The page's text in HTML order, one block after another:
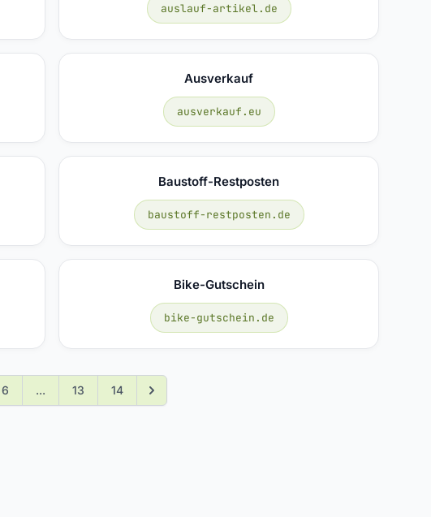
auslauf-artikel.de
Ausverkauf
ausverkauf.eu
Baustoff-Restposten
baustoff-restposten.de
Bike-Gutschein
bike-gutschein.de
6 ... 13 14